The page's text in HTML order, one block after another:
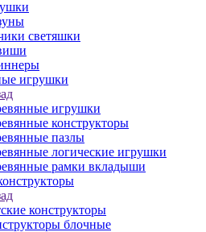
светяшки
игрушки
игрушки
конструкторы
пазлы
логические игрушки
рамки вкладыши
конструкторы
блочные